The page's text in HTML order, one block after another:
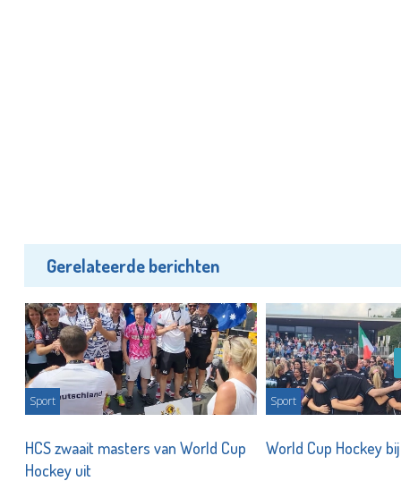
Gerelateerde berichten
Sport
HCS zwaait masters van World Cup
Hockey uit
Sport
World Cup Hockey